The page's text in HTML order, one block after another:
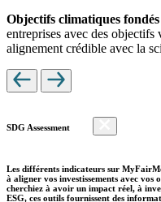
Objectifs climatiques
entreprises avec des
alignement crédible avec la
SDG Assessment
Les différents indicateurs sur
à aligner vos investissements avec vos
cherchiez à avoir un impact réel, à
ESG, ces outils fournissent des